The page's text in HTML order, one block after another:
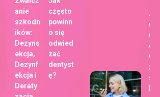
anie
szkodn
ików:
Dezyns
ekcja,
Dezynf
ekcja i
Deraty
często
powinn
o się
odwied
zać
dentyst
ę?